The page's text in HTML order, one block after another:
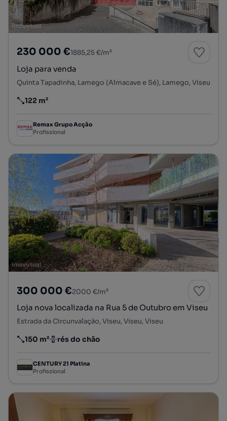
230 000 €1885,25 €/m²
Loja para venda
Quinta Tapadinha, Lamego (Almacave e Sé), Lamego, Viseu
Preço por metro quadrado
122 m²
Remax Grupo Acção
Profissional
300 000 €2000 €/m²
Loja nova localizada na Rua 5 de Outubro em Viseu
Estrada da Circunvalação, Viseu, Viseu, Viseu
Preço por metro quadrado
150 m²
Andar rés do chão
CENTURY 21 Platina
Profissional